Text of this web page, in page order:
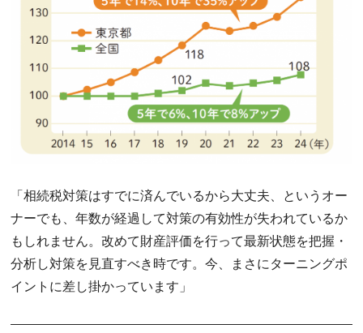
「相続税対策はすでに済んでいるから大丈夫、というオー
ナーでも、年数が経過して対策の有効性が失われているか
もしれません。改めて財産評価を行って最新状態を把握・
分析し対策を見直すべき時です。今、まさにターニングポ
イントに差し掛かっています」